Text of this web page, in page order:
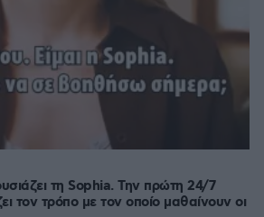
τη Sophia. Την πρώτη 24/7
τον τρόπο με τον οποίο μαθαίνουν οι